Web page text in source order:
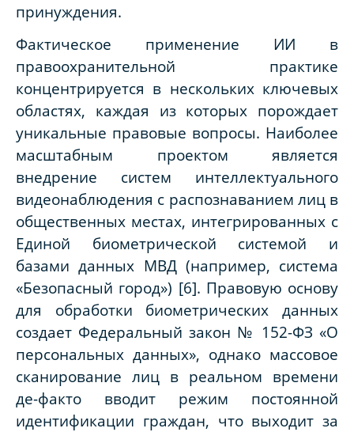
принуждения.
Фактическое применение ИИ в
правоохранительной практике
концентрируется в нескольких ключевых
областях, каждая из которых порождает
уникальные правовые вопросы. Наиболее
масштабным проектом является
внедрение систем интеллектуального
видеонаблюдения с распознаванием лиц в
общественных местах, интегрированных с
Единой биометрической системой и
базами данных МВД (например, система
«Безопасный город») [6]. Правовую основу
для обработки биометрических данных
создает Федеральный закон № 152-ФЗ «О
персональных данных», однако массовое
сканирование лиц в реальном времени
де-факто вводит режим постоянной
идентификации граждан, что выходит за